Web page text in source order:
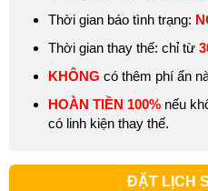
Thời gian báo tình trạng:
Thời gian thay thế: chỉ từ
KHÔNG có thêm phí ẩn
HOÀN TIỀN 100% nếu
có linh kiện thay thế.
ĐẶT LỊCH